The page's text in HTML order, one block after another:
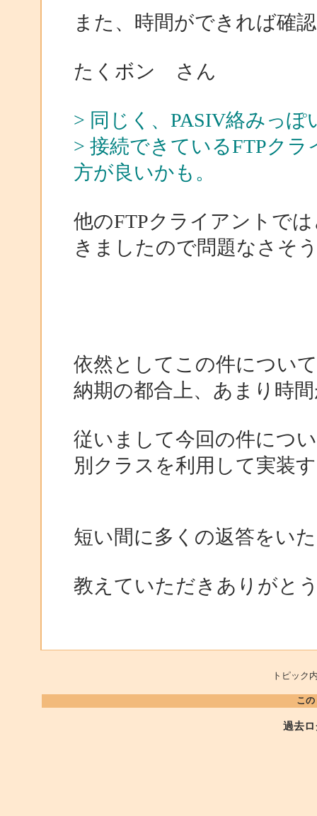
また、時間ができれば確
たくボン さん
> 同じく、PASIV絡みっ
> 接続できているFTPク
方が良いかも。
他のFTPクライアントで
きましたので問題なさそ
依然としてこの件につい
納期の都合上、あまり時
従いまして今回の件につ
別クラスを利用して実装
短い間に多くの返答をい
教えていただきありがと
トピッ
こ
過去